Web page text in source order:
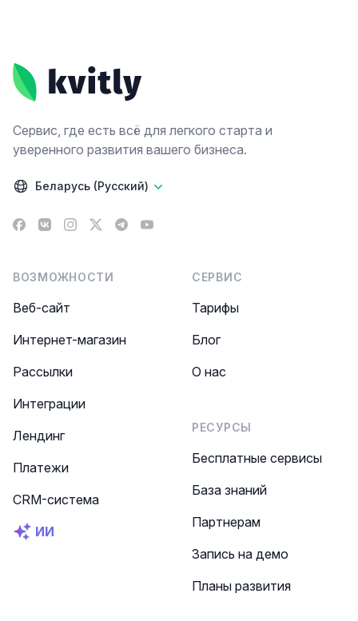
Сервис, где есть всё для легкого старта и
уверенного развития вашего бизнеса.
Беларусь (Русский)
Facebook
VK Instagram
X TelegramYouTube
ВОЗМОЖНОСТИ
Веб-сайт
Интернет-магазин
Рассылки
Интеграции
Лендинг
Платежи
CRM-система
ИИ
СЕРВИС
Тарифы
Блог
О нас
РЕСУРСЫ
Бесплатные сервисы
База знаний
Партнерам
Запись на демо
Планы развития